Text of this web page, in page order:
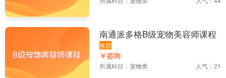
南通派多格B级宠物美容师课程
推荐
￥咨询
所属科目： 宠物类 人气：21